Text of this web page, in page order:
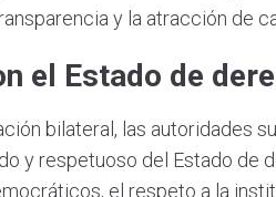
y la atracción de
el Estado de
bilateral, las autoridades
y respetuoso del Estado de
el respeto a la